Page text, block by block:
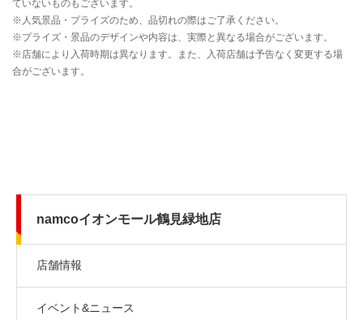
namcoイオンモール鶴見緑地店
店舗情報
イベント&ニュース